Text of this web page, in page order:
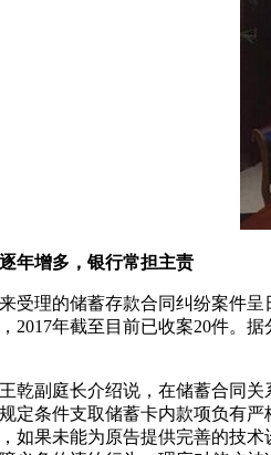
年增多，银行常担主责
理的储蓄存款合同纠纷案件呈
2017年截至目前已收案20件。
副庭长介绍说，在储蓄合同关
定条件支取储蓄卡内款项负有
如果未能为原告提供完善的技